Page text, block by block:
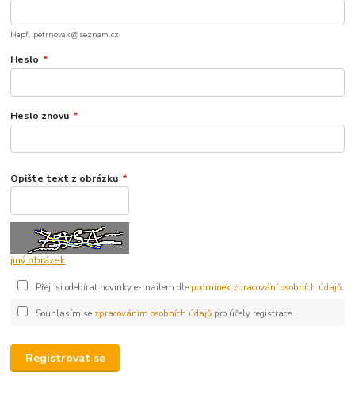
Např. petrnovak@seznam.cz
Heslo *
Heslo znovu *
Opište text z obrázku *
jiný obrázek
Přeji si odebírat novinky e-mailem dle podmínek zpracování osobních údajů.
Souhlasím se zpracováním osobních údajůpro účely registrace.
Registrovat se